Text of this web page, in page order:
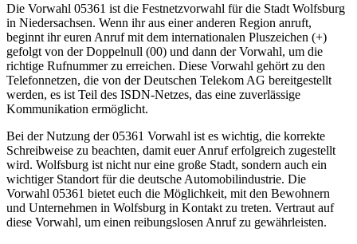
Die Vorwahl 05361 ist die Festnetzvorwahl für die Stadt Wolfsburg
in Niedersachsen. Wenn ihr aus einer anderen Region anruft,
beginnt ihr euren Anruf mit dem internationalen Pluszeichen (+)
gefolgt von der Doppelnull (00) und dann der Vorwahl, um die
richtige Rufnummer zu erreichen. Diese Vorwahl gehört zu den
Telefonnetzen, die von der Deutschen Telekom AG bereitgestellt
werden, es ist Teil des ISDN-Netzes, das eine zuverlässige
Kommunikation ermöglicht.
Bei der Nutzung der 05361 Vorwahl ist es wichtig, die korrekte
Schreibweise zu beachten, damit euer Anruf erfolgreich zugestellt
wird. Wolfsburg ist nicht nur eine große Stadt, sondern auch ein
wichtiger Standort für die deutsche Automobilindustrie. Die
Vorwahl 05361 bietet euch die Möglichkeit, mit den Bewohnern
und Unternehmen in Wolfsburg in Kontakt zu treten. Vertraut auf
diese Vorwahl, um einen reibungslosen Anruf zu gewährleisten.